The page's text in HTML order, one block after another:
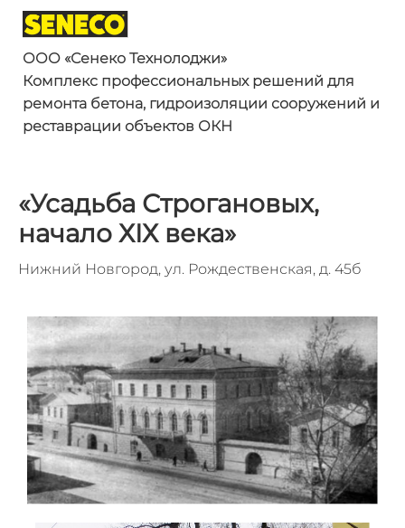
ООО «Сенеко Технолоджи»
Комплекс профессиональных решений для
ремонта бетона, гидроизоляции сооружений и
реставрации объектов ОКН
«Усадьба Строгановых,
начало ХIХ века»
Нижний Новгород, ул. Рождественская, д. 45б